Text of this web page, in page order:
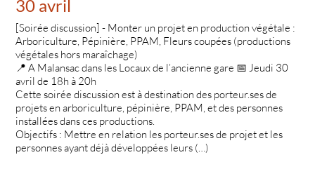
30 avril
[Soirée discussion] - Monter un projet en production végétale :
Arboriculture, Pépinière, PPAM, Fleurs coupées (productions
végétales hors maraîchage)
📍 A Malansac dans les Locaux de l’ancienne gare 📅 Jeudi 30
avril de 18h à 20h
Cette soirée discussion est à destination des porteur.ses de
projets en arboriculture, pépinière, PPAM, et des personnes
installées dans ces productions.
Objectifs : Mettre en relation les porteur.ses de projet et les
personnes ayant déjà développées leurs (…)